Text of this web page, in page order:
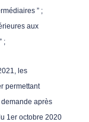
” ;
aux
;
les
permettant
demande après
1er octobre 2020